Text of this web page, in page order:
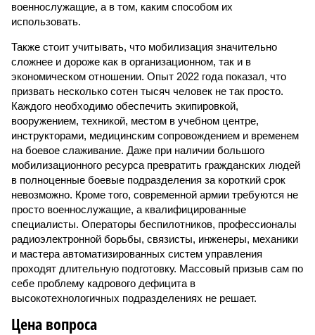
военнослужащие, а в том, каким способом их
использовать.
Также стоит учитывать, что мобилизация значительно
сложнее и дороже как в организационном, так и в
экономическом отношении. Опыт 2022 года показал, что
призвать несколько сотен тысяч человек не так просто.
Каждого необходимо обеспечить экипировкой,
вооружением, техникой, местом в учебном центре,
инструкторами, медицинским сопровождением и временем
на боевое слаживание. Даже при наличии большого
мобилизационного ресурса превратить гражданских людей
в полноценные боевые подразделения за короткий срок
невозможно. Кроме того, современной армии требуются не
просто военнослужащие, а квалифицированные
специалисты. Операторы беспилотников, профессионалы
радиоэлектронной борьбы, связисты, инженеры, механики
и мастера автоматизированных систем управления
проходят длительную подготовку. Массовый призыв сам по
себе проблему кадрового дефицита в
высокотехнологичных подразделениях не решает.
Цена вопроса